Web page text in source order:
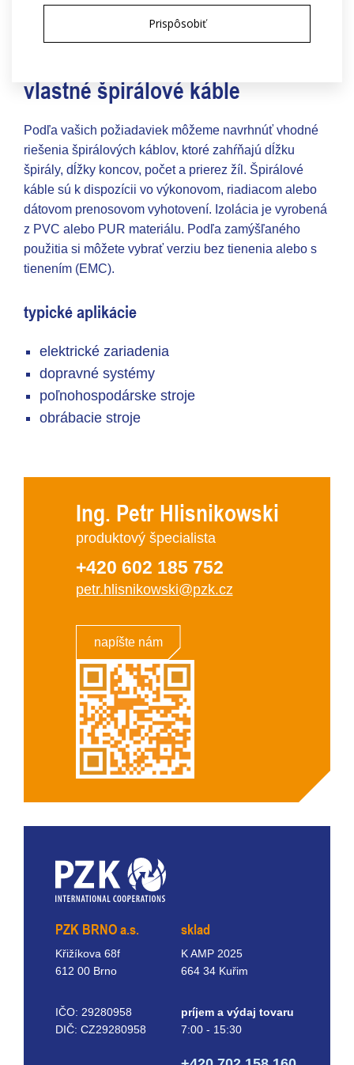
Prispôsobiť
vlastné špirálové káble
Podľa vašich požiadaviek môžeme navrhnúť vhodné
riešenia špirálových káblov, ktoré zahŕňajú dĺžku
špirály, dĺžky koncov, počet a prierez žíl. Špirálové
káble sú k dispozícii vo výkonovom, riadiacom alebo
dátovom prenosovom vyhotovení. Izolácia je vyrobená
z PVC alebo PUR materiálu. Podľa zamýšľaného
použitia si môžete vybrať verziu bez tienenia alebo s
tienením (EMC).
typické aplikácie
elektrické zariadenia
dopravné systémy
poľnohospodárske stroje
obrábacie stroje
Ing. Petr Hlisnikowski
produktový špecialista
+420 602 185 752
petr.hlisnikowski@pzk.cz
napíšte nám
PZK BRNO a.s.
Křižíkova 68f
612 00 Brno
IČO: 29280958
DIČ: CZ29280958
sklad
K AMP 2025
664 34 Kuřim
príjem a výdaj tovaru
7:00 - 15:30